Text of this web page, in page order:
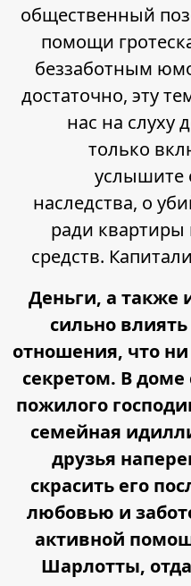
общественный
помощи
беззаботным
достаточно, эту
нас на слуху
только
услышите
наследства, о
ради
средств.
Деньги, а также
сильно
отношения, что ни
секретом. В
пожилого
семейная
друзья
скрасить его
любовью и
активной
Шарлотты,